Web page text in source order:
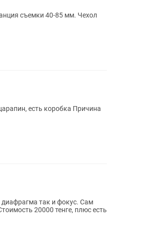
съемки 40-85 мм. Чехол
есть коробка Причина
так и фокус. Сам
20000 тенге, плюс есть